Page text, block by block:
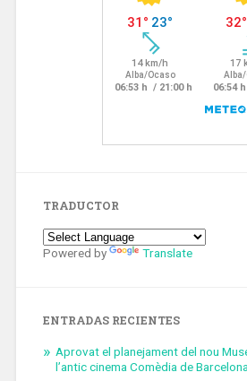
TRADUCTOR
Powered by Translate
ENTRADAS RECIENTES
Aprovat el planejament del nou
l’antic cinema Comèdia de Barcelona